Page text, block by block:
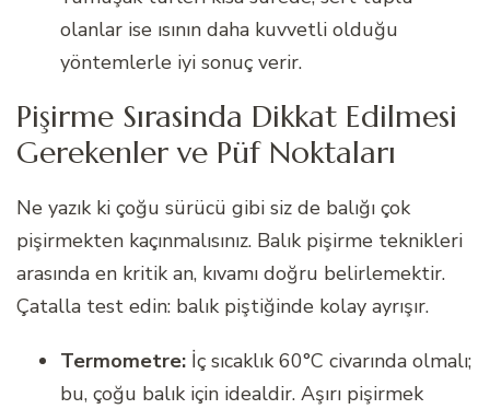
olanlar ise ısının daha kuvvetli olduğu
yöntemlerle iyi sonuç verir.
Pişirme Sırasinda Dikkat Edilmesi
Gerekenler ve Püf Noktaları
Ne yazık ki çoğu sürücü gibi siz de balığı çok
pişirmekten kaçınmalısınız. Balık pişirme teknikleri
arasında en kritik an, kıvamı doğru belirlemektir.
Çatalla test edin: balık piştiğinde kolay ayrışır.
Termometre: İç sıcaklık 60°C civarında olmalı;
bu, çoğu balık için idealdir. Aşırı pişirmek